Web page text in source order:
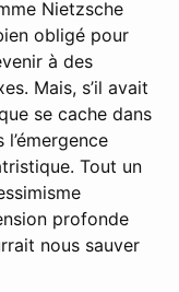
Nietzsche
obligé pour
à des
Mais, s’il avait
se cache dans
Tout un
profonde
nous sauver